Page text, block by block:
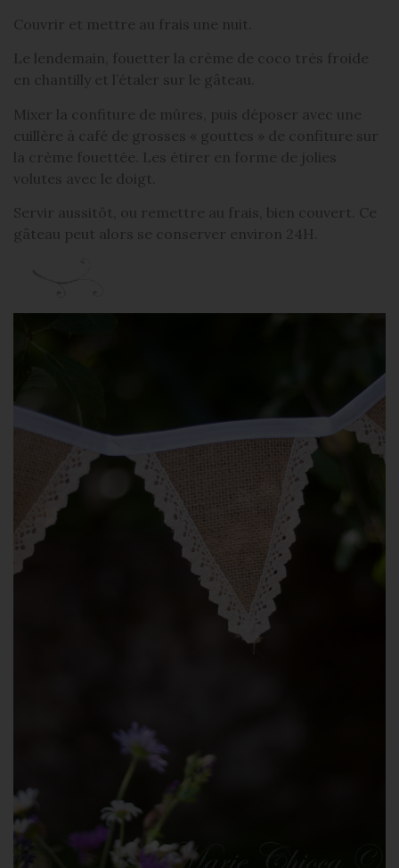
Couvrir et mettre au frais une nuit.
Le lendemain, fouetter la crème de coco très froide
en chantilly et l’étaler sur le gâteau.
Mixer la confiture de mûres, puis déposer avec une
cuillère à café de grosses « gouttes » de confiture sur
la crème fouettée. Les étirer en forme de jolies
volutes avec le doigt.
Servir aussitôt, ou remettre au frais, bien couvert. Ce
gâteau peut alors se conserver environ 24H.